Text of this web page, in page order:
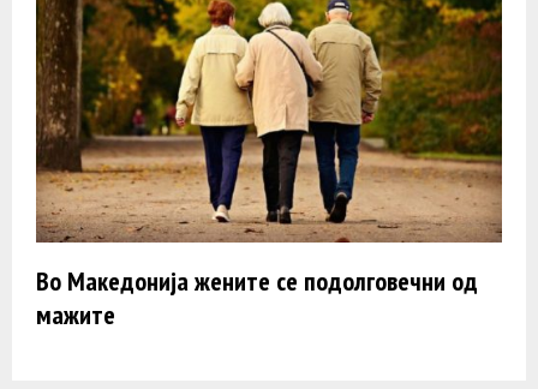
Во Македонија жените се подолговечни од
мажите